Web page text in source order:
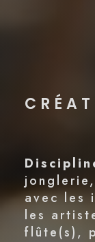
avec les
les
flûte(s),